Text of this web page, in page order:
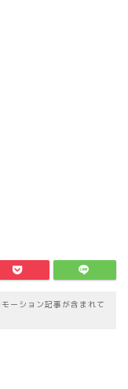
ーション記事が含まれて